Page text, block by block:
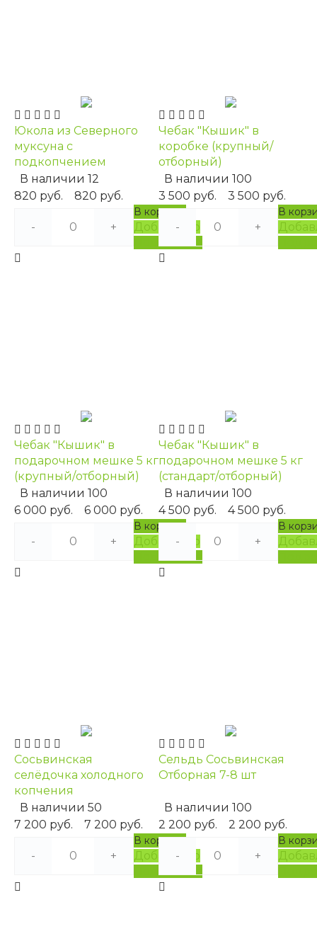
Юкола из Северного
муксуна с
подкопчением
В наличии 12
820 руб.
820 руб.
- +
В корзину
Добавлено
Чебак "Кышик" в
коробке (крупный/
отборный)
В наличии 100
3 500 руб.
3 500 руб.
- +
В
Чебак "Кышик" в
подарочном мешке 5 кг
(крупный/отборный)
В наличии 100
6 000 руб.
6 000 руб.
- +
В корзину
Добавлено
Чебак "Кышик" в
подарочном мешке 5 кг
(стандарт/отборный)
В наличии 100
4 500 руб.
4 500 руб.
- +
В
Сосьвинская
селёдочка холодного
копчения
В наличии 50
7 200 руб.
7 200 руб.
- +
В корзину
Добавлено
Сельдь Сосьвинская
Отборная 7-8 шт
В наличии 100
2 200 руб.
2 200 руб.
- +
В